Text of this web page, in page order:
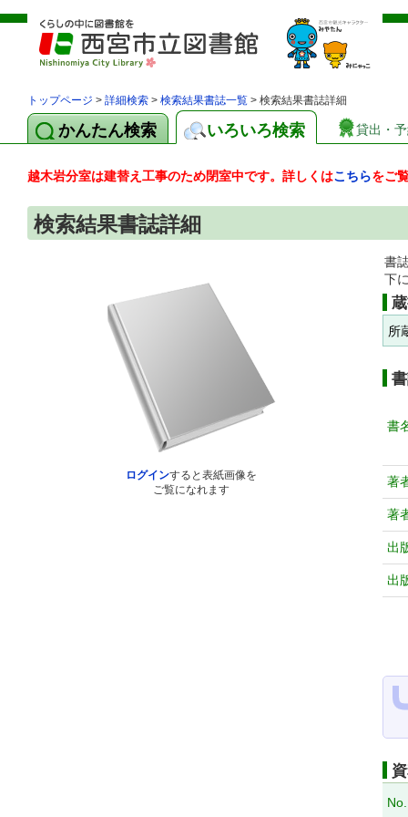
トップページ > 詳細検索 > 検索結果書誌一覧 > 検索結果書誌詳細
かんたん検索 いろいろ検索 貸出・
越木岩分室は建替え工事のため閉室中です。詳しくはこちらをご
検索結果書誌詳細
ログインすると表紙画像を
ご覧になれます
書
下
所
書
著
著
出
出
No.